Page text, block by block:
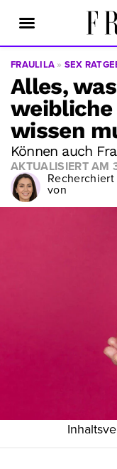
FRAULILA » SEX
Alles,
wissen
Können auch
AKTUALISIERT AM
von